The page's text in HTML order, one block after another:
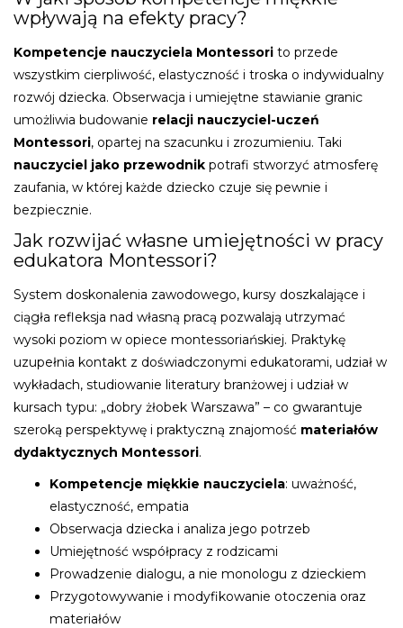
wpływają na efekty pracy?
Kompetencje nauczyciela Montessori to przede
wszystkim cierpliwość, elastyczność i troska o indywidualny
rozwój dziecka. Obserwacja i umiejętne stawianie granic
umożliwia budowanie relacji nauczyciel-uczeń
Montessori, opartej na szacunku i zrozumieniu. Taki
nauczyciel jako przewodnik potrafi stworzyć atmosferę
zaufania, w której każde dziecko czuje się pewnie i
bezpiecznie.
Jak rozwijać własne umiejętności w pracy
edukatora Montessori?
System doskonalenia zawodowego, kursy doszkalające i
ciągła refleksja nad własną pracą pozwalają utrzymać
wysoki poziom w opiece montessoriańskiej. Praktykę
uzupełnia kontakt z doświadczonymi edukatorami, udział w
wykładach, studiowanie literatury branżowej i udział w
kursach typu: „dobry żłobek Warszawa” – co gwarantuje
szeroką perspektywę i praktyczną znajomość materiałów
dydaktycznych Montessori.
Kompetencje miękkie nauczyciela: uważność,
elastyczność, empatia
Obserwacja dziecka i analiza jego potrzeb
Umiejętność współpracy z rodzicami
Prowadzenie dialogu, a nie monologu z dzieckiem
Przygotowywanie i modyfikowanie otoczenia oraz
materiałów